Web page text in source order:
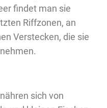
findet man sie
Riffzonen, an
Verstecken, die sie
sich von